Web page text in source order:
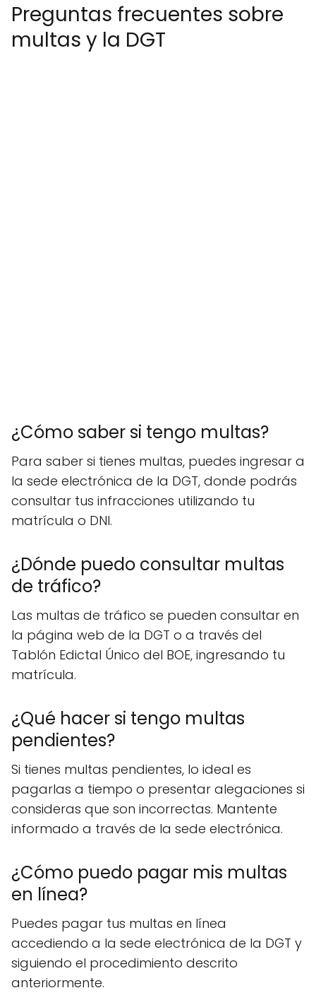
Preguntas frecuentes sobre
multas y la DGT
¿Cómo saber si tengo multas?
Para saber si tienes multas, puedes ingresar a
la sede electrónica de la DGT, donde podrás
consultar tus infracciones utilizando tu
matrícula o DNI.
¿Dónde puedo consultar multas
de tráfico?
Las multas de tráfico se pueden consultar en
la página web de la DGT o a través del
Tablón Edictal Único del BOE, ingresando tu
matrícula.
¿Qué hacer si tengo multas
pendientes?
Si tienes multas pendientes, lo ideal es
pagarlas a tiempo o presentar alegaciones si
consideras que son incorrectas. Mantente
informado a través de la sede electrónica.
¿Cómo puedo pagar mis multas
en línea?
Puedes pagar tus multas en línea
accediendo a la sede electrónica de la DGT y
siguiendo el procedimiento descrito
anteriormente.